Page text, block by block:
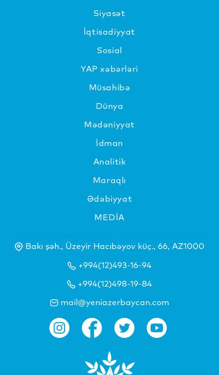
Siyasət
İqtisadiyyat
Sosial
YAP xəbərləri
Müsahibə
Dünya
Mədəniyyat
İdman
Analitik
Maraqlı
Ədəbiyyat
MEDİA
Bakı şəh., Üzeyir Hacıbəyov küç., 66, AZ1000
+994(12)493-16-94
+994(12)498-19-84
mail@yeniazerbaycan.com